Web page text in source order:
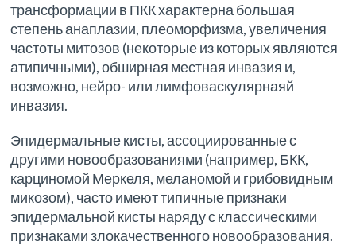
трансформации в ПКК характерна большая
степень анаплазии, плеоморфизма, увеличения
частоты митозов (некоторые из которых являются
атипичными), обширная местная инвазия и,
возможно, нейро- или лимфоваскулярнаяй
инвазия.
Эпидермальные кисты, ассоциированные с
другими новообразованиями (например, БКК,
карциномой Меркеля, меланомой и грибовидным
микозом), часто имеют типичные признаки
эпидермальной кисты наряду с классическими
признаками злокачественного новообразования.